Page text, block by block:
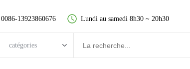
0086-13923860676 Lundi au samedi 8h30 ~ 20h30
catégories